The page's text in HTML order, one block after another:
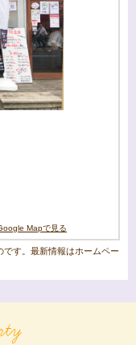
Mapで見る
す。最新情報はホームペー